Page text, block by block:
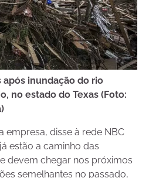
após inundação do rio
no estado do Texas (Foto:
empresa, disse à rede NBC
estão a caminho das
devem chegar nos próximos
semelhantes no passado,